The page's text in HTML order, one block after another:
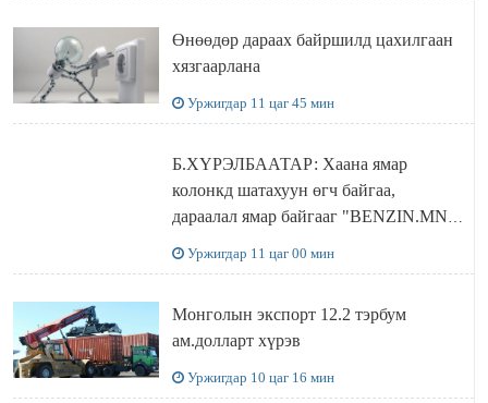
Өнөөдөр дараах байршилд цахилгаан
хязгаарлана
Уржигдар 11 цаг 45 мин
Б.ХҮРЭЛБААТАР: Хаана ямар
колонкд шатахуун өгч байгаа,
дараалал ямар байгааг "BENZIN.MN”
Уржигдар 11 цаг 00 мин
Монголын экспорт 12.2 тэрбум
ам.долларт хүрэв
Уржигдар 10 цаг 16 мин